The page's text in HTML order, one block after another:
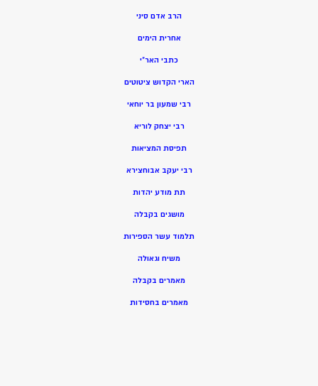
הרב אדם סיני
אחרית הימים
כתבי האר”י
הארי הקדוש ציטוטים
רבי שמעון בר יוחאי
רבי יצחק לוריא
תפיסת המציאות
רבי יעקב אבוחצירא
תת מודע יהדות
מושגים בקבלה
תלמוד עשר הספירות
משיח וגאולה
מאמרים בקבלה
מאמרים בחסידות